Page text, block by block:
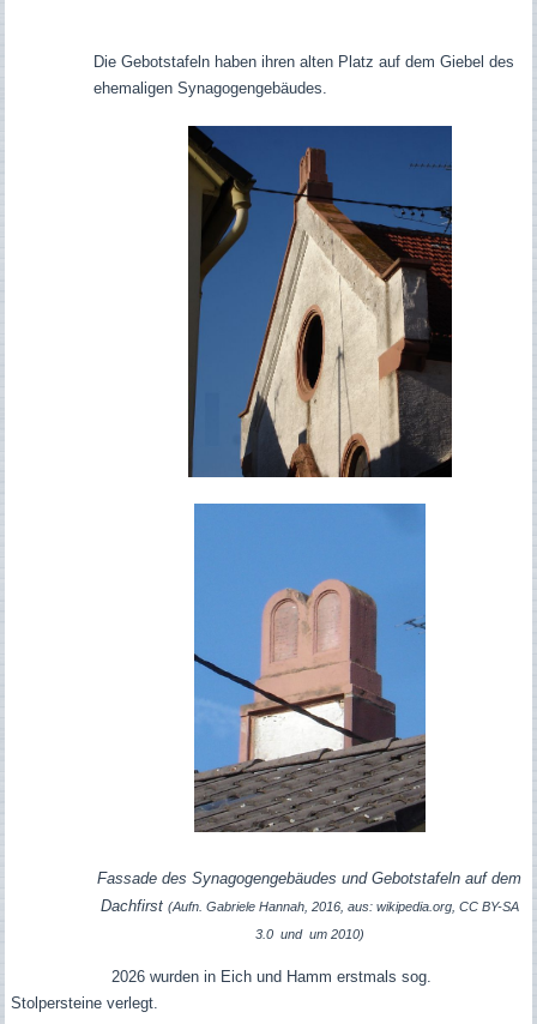
Die Gebotstafeln haben ihren alten Platz auf dem Giebel des
ehemaligen Synagogengebäudes.
Fassade des Synagogengebäudes und Gebotstafeln auf dem
Dachfirst (Aufn. Gabriele Hannah, 2016, aus: wikipedia.org, CC BY-SA
3.0 und um 2010)
2026 wurden in Eich und Hamm erstmals sog.
Stolpersteine verlegt.